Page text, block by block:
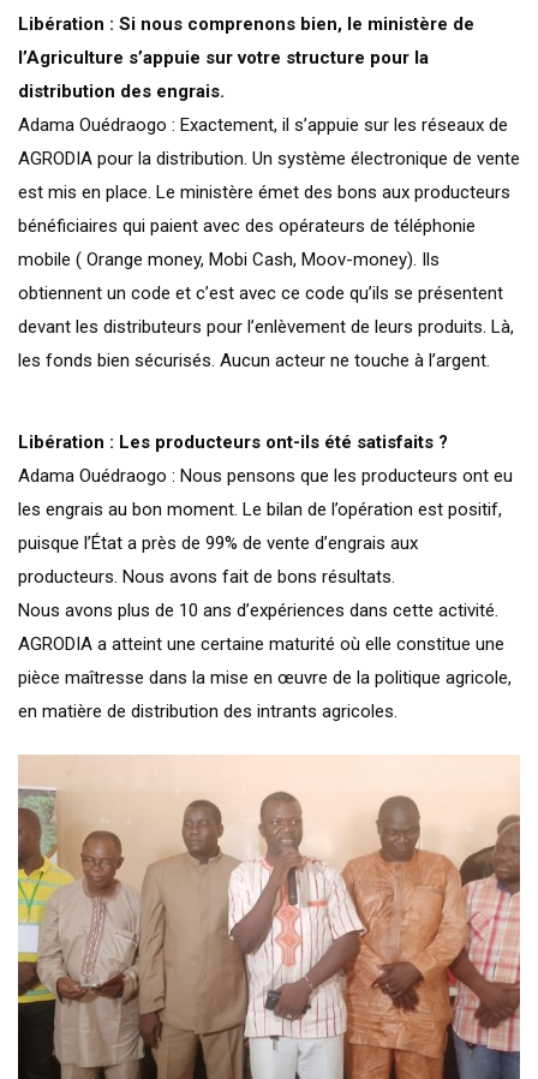
Libération : Si nous comprenons bien, le ministère de
l’Agriculture s’appuie sur votre structure pour la
distribution des engrais.
Adama Ouédraogo : Exactement, il s’appuie sur les réseaux de
AGRODIA pour la distribution. Un système électronique de vente
est mis en place. Le ministère émet des bons aux producteurs
bénéficiaires qui paient avec des opérateurs de téléphonie
mobile ( Orange money, Mobi Cash, Moov-money). Ils
obtiennent un code et c’est avec ce code qu’ils se présentent
devant les distributeurs pour l’enlèvement de leurs produits. Là,
les fonds bien sécurisés. Aucun acteur ne touche à l’argent.
Libération : Les producteurs ont-ils été satisfaits ?
Adama Ouédraogo : Nous pensons que les producteurs ont eu
les engrais au bon moment. Le bilan de l’opération est positif,
puisque l’État a près de 99% de vente d’engrais aux
producteurs. Nous avons fait de bons résultats.
Nous avons plus de 10 ans d’expériences dans cette activité.
AGRODIA a atteint une certaine maturité où elle constitue une
pièce maîtresse dans la mise en œuvre de la politique agricole,
en matière de distribution des intrants agricoles.